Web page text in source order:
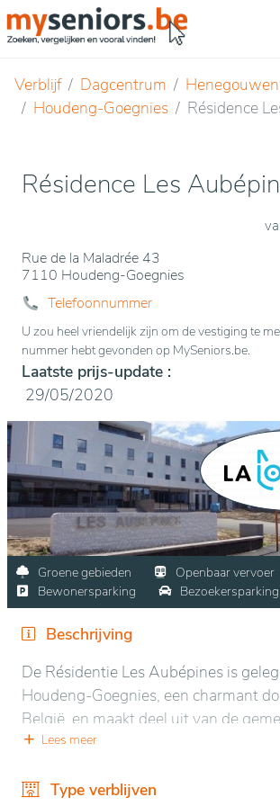
Verblijf Dagcentrum Henegouwen
Houdeng-Goegnies
Résidence
Résidence Les
Rue de la Maladrée 43
7110 Houdeng-Goegnies
Telefoonnummer
U zou heel vriendelijk zijn om de vestiging te
nummer hebt gevonden op MySeniors.be.
Laatste prijs-update :
29/05/2020
Groene gebieden Openbaar vervoer
Bewonersparking
Bezoekersparking
Beschrijving
De Résidentie Les Aubépines is
Houdeng-Goegnies, een charmant
België, en maakt deel uit van de
Louvière. Het biedt een rustige en
creëert. Gelegen nabij het
Lees meer
Type verblijven